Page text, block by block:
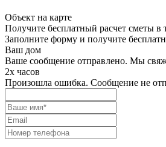
Объект на карте
Получите бесплатный расчет сметы в
Заполните форму и получите
Ваш дом
Ваше сообщение отправлено. Мы
2х часов
Произошла ошибка. Сообщение не